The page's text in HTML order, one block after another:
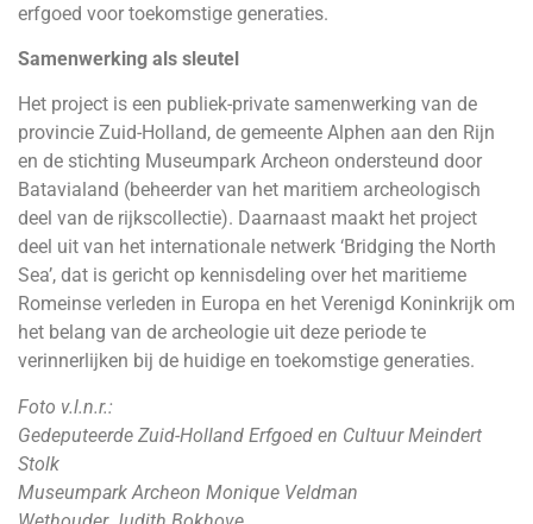
erfgoed voor toekomstige generaties.
Samenwerking als sleutel
Het project is een publiek-private samenwerking van de
provincie Zuid-Holland, de gemeente Alphen aan den Rijn
en de stichting Museumpark Archeon ondersteund door
Batavialand (beheerder van het maritiem archeologisch
deel van de rijkscollectie). Daarnaast maakt het project
deel uit van het internationale netwerk ‘Bridging the North
Sea’, dat is gericht op kennisdeling over het maritieme
Romeinse verleden in Europa en het Verenigd Koninkrijk om
het belang van de archeologie uit deze periode te
verinnerlijken bij de huidige en toekomstige generaties.
Foto v.l.n.r.:
Gedeputeerde Zuid-Holland Erfgoed en Cultuur Meindert
Stolk
Museumpark Archeon Monique Veldman